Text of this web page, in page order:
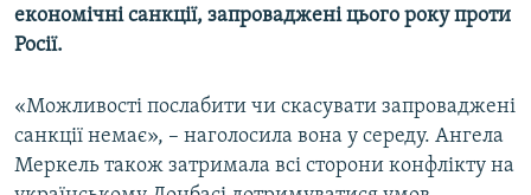
економічні санкції, запроваджені цього року проти
Росії.
«Можливості послабити чи скасувати запроваджені
санкції немає», – наголосила вона у середу. Ангела
Меркель також затримала всі сторони конфлікту на